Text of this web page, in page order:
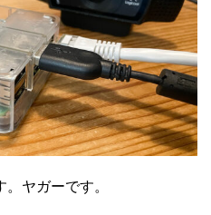
ヤガーです。